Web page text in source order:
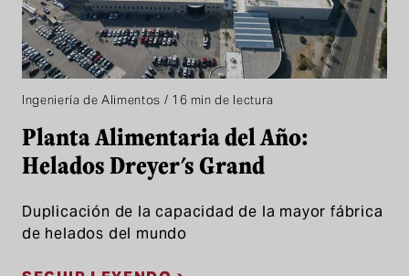
Ingeniería de Alimentos / 16 min de lectura
Planta Alimentaria del Año:
Helados Dreyer's Grand
Duplicación de la capacidad de la mayor fábrica
de helados del mundo